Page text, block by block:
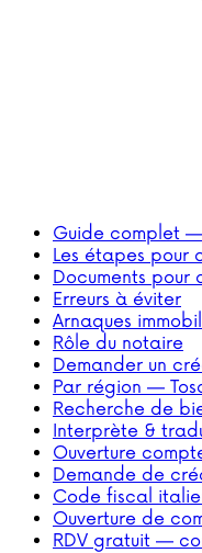
Guide complet
Les étapes pour
Documents
Erreurs à éviter
Arnaques
Rôle du notaire
Demander un
Par région —
Recherche de
Interprète &
Ouverture
Demande de
Code fiscal
Ouverture de
RDV gratuit —